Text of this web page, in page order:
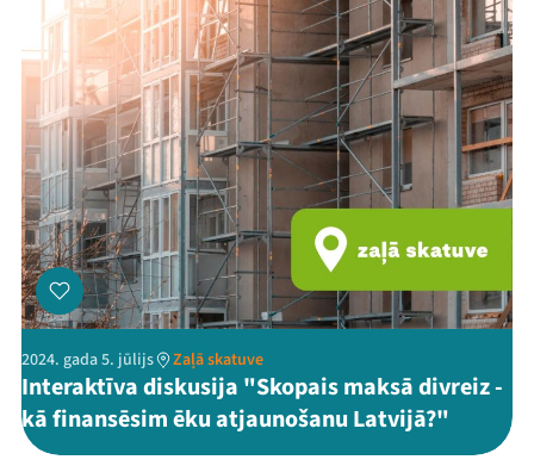
2024. gada 5. jūlijs Zaļā skatuve
Interaktīva diskusija "Skopais maksā divreiz -
kā finansēsim ēku atjaunošanu Latvijā?"